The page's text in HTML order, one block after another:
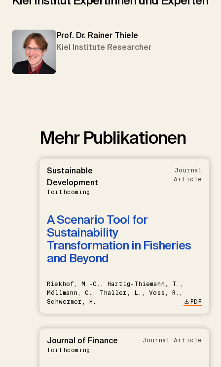
Prof. Dr. Rainer Thiele
Kiel Institute Researcher
Mehr Publikationen
Sustainable
Development
forthcoming
Journal
Article
A Scenario Tool for
Sustainability
Transformation in Fisheries
and Beyond
Riekhof, M.-C., Hartig-Thiemann, T.,
Möllmann, C., Thaller, L., Voss, R.,
Schwermer, H.
PDF
Journal of Finance
forthcoming
Journal Article